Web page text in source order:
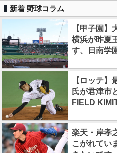
新着 野球コラム
【甲子園
横浜が昨夏
す、日南学
【ロッテ
氏が君津市
FIELD
楽天・岸孝
こがれてい